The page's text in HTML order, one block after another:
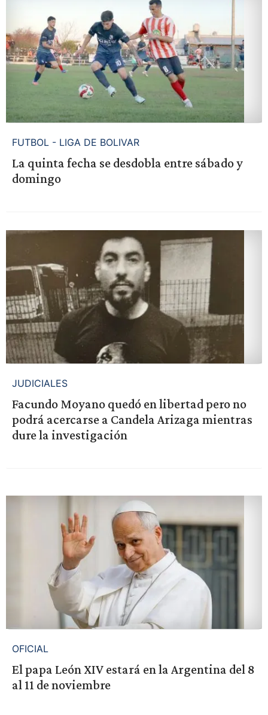
FUTBOL - LIGA DE BOLIVAR
La quinta fecha se desdobla entre sábado y
domingo
JUDICIALES
Facundo Moyano quedó en libertad pero no
podrá acercarse a Candela Arizaga mientras
dure la investigación
OFICIAL
El papa León XIV estará en la Argentina del 8
al 11 de noviembre